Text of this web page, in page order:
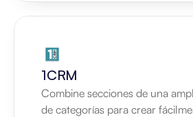
1CRM
Combine secciones de una
de categorías para crear